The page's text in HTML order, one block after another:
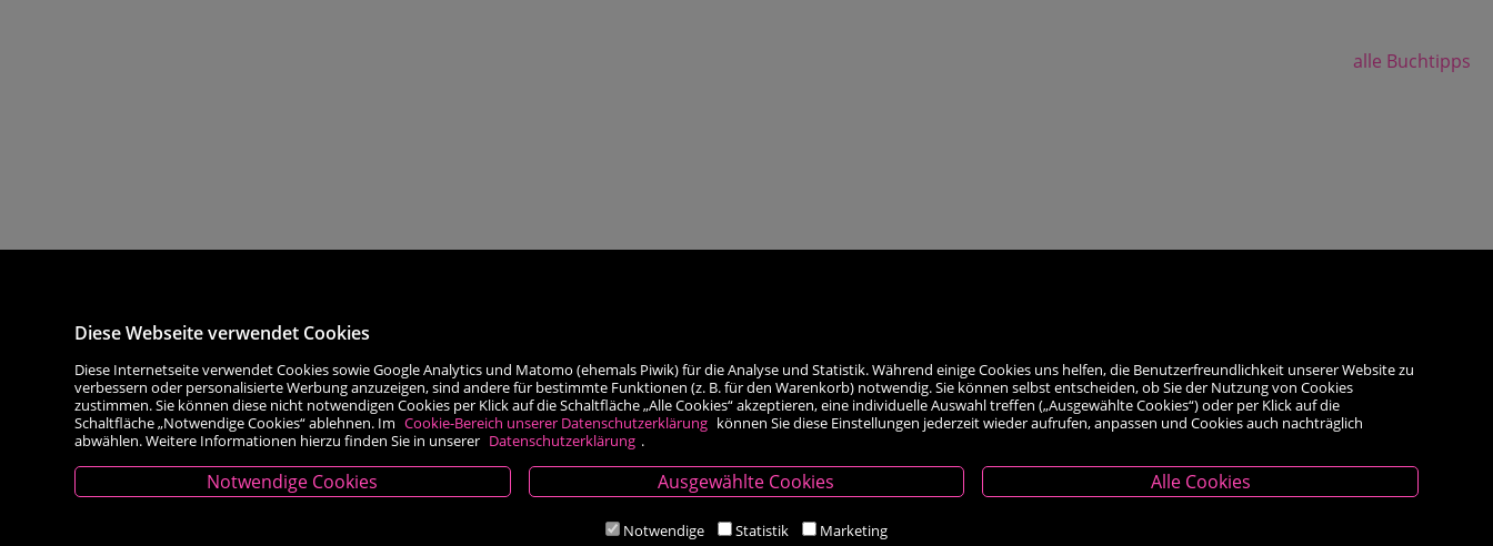
alle Buchtipps
Diese Webseite verwendet Cookies
Diese Internetseite verwendet Cookies sowie Google Analytics und Matomo (ehemals Piwik) für die Analyse und Statistik. Während einige Cookies uns helfen, die Benutzerfreundlichkeit unserer Website zu
verbessern oder personalisierte Werbung anzuzeigen, sind andere für bestimmte Funktionen (z. B. für den Warenkorb) notwendig. Sie können selbst entscheiden, ob Sie der Nutzung von Cookies
zustimmen. Sie können diese nicht notwendigen Cookies per Klick auf die Schaltfläche „Alle Cookies“ akzeptieren, eine individuelle Auswahl treffen („Ausgewählte Cookies“) oder per Klick auf die
Schaltfläche „Notwendige Cookies“ ablehnen. Im Cookie-Bereich unserer Datenschutzerklärung können Sie diese Einstellungen jederzeit wieder aufrufen, anpassen und Cookies auch nachträglich
abwählen. Weitere Informationen hierzu finden Sie in unserer Datenschutzerklärung .
Notwendige Cookies Ausgewählte Cookies Alle Cookies
Notwendige Statistik Marketing